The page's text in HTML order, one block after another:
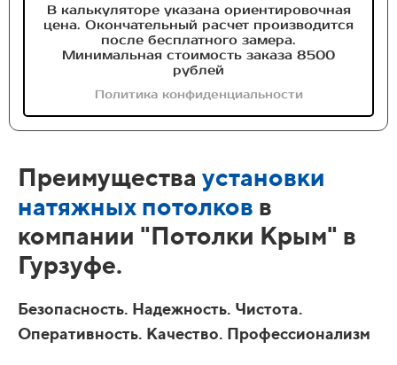
В калькуляторе указана ориентировочная
цена. Окончательный расчет производится
после бесплатного замера.
Минимальная стоимость заказа 8500
рублей
Политика конфиденциальности
Преимущества установки
натяжных потолков в
компании "Потолки Крым" в
Гурзуфе.
Безопасность. Надежность. Чистота.
Оперативность. Качество. Профессионализм